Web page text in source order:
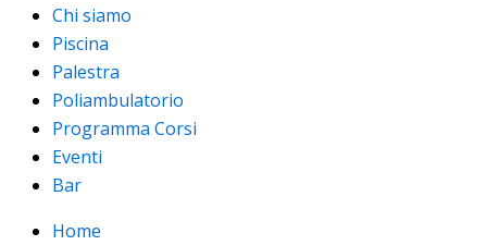
Chi siamo
Piscina
Palestra
Poliambulatorio
Programma Corsi
Eventi
Bar
Home